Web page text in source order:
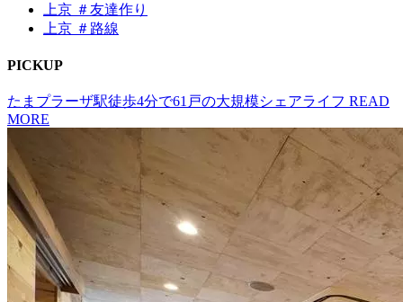
上京 ＃友達作り
上京 ＃路線
PICKUP
たまプラーザ駅徒歩4分で61戸の大規模シェアライフ READ
MORE